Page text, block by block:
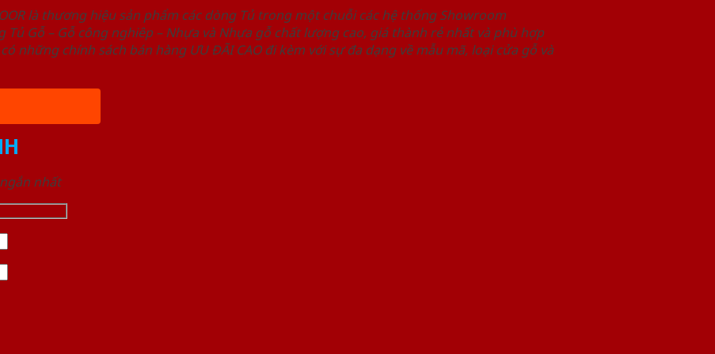
là thương hiệu sản phẩm các dòng Tủ trong một chuỗi các hệ thống Showroom
Tủ Gỗ – Gỗ công nghiêp – Nhựa và Nhựa gỗ chất lượng cao, giá thành rẻ nhất và phù hợp
những chính sách bán hàng ƯU ĐÃI CAO đi kèm với sự đa dạng về mẫu mã, loại cửa gỗ và
nhất